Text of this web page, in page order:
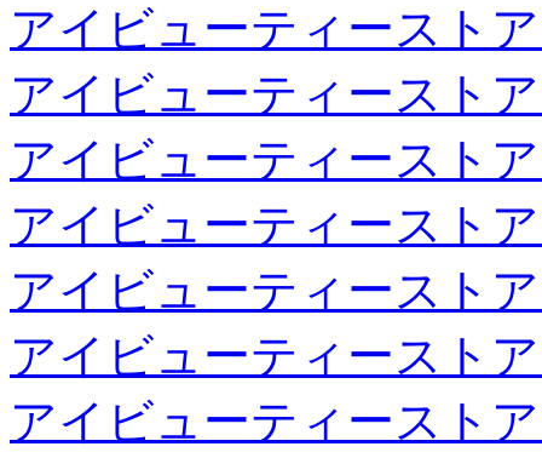
アイビューティースト
アイビューティースト
アイビューティースト
アイビューティースト
アイビューティースト
アイビューティースト
アイビューティースト